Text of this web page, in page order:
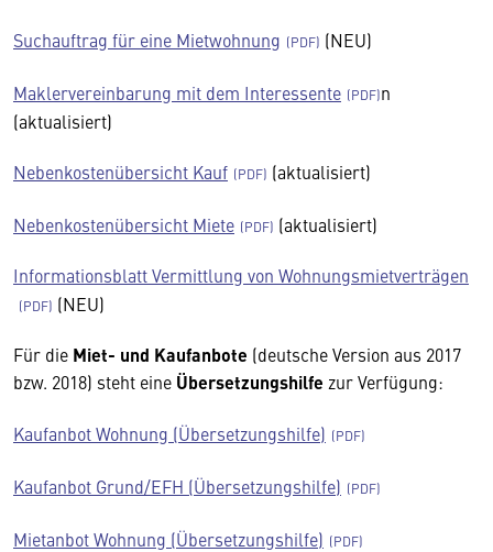
Suchauftrag für eine Mietwohnung (NEU)
Maklervereinbarung mit dem Interessente
n
(aktualisiert)
Nebenkostenübersicht Kauf (aktualisiert)
Nebenkostenübersicht Miete (aktualisiert)
Informationsblatt Vermittlung von Wohnungsmietverträgen
(NEU)
Für die Miet- und Kaufanbote (deutsche Version aus 2017
bzw. 2018) steht eine Übersetzungshilfe zur Verfügung:
Kaufanbot Wohnung (Übersetzungshilfe)
Kaufanbot Grund/EFH (Übersetzungshilfe)
Mietanbot Wohnung (Übersetzungshilfe)